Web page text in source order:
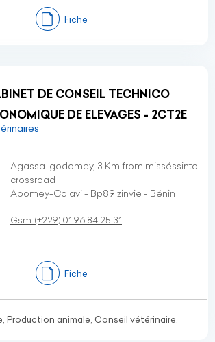
Fiche
DE CONSEIL TECHNICO
DE ELEVAGES - 2CT2E
Agassa-godomey, 3 Km from misséssinto
crossroad
Abomey-Calavi - Bp89 zinvie - Bénin
Gsm:(+229) 01 96 84 25 31
Fiche
Production animale, Conseil vétérinaire.